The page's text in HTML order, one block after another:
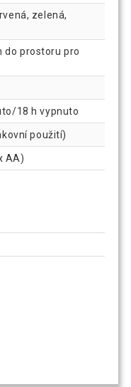
zelená,
do prostoru pro
18 h vypnuto
použití)
AA)